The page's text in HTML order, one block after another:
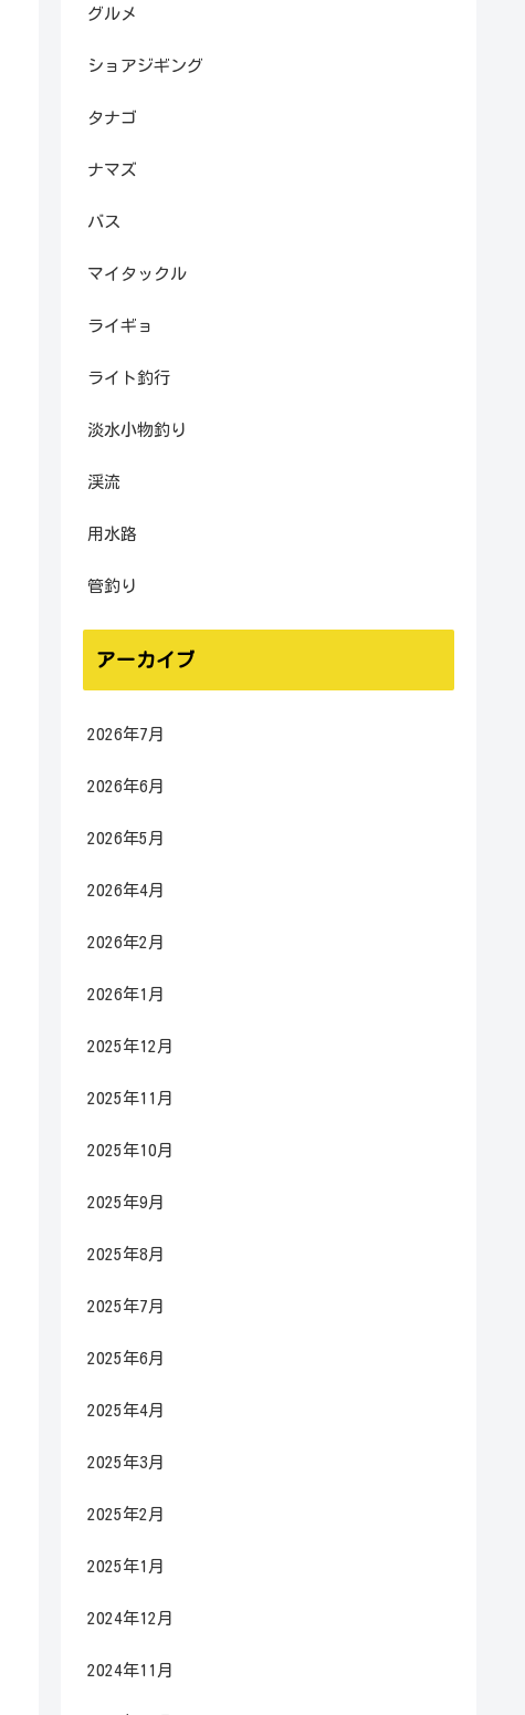
グルメ
ショアジギング
タナゴ
ナマズ
バス
マイタックル
ライギョ
ライト釣行
淡水小物釣り
渓流
用水路
管釣り
アーカイブ
2026年7月
2026年6月
2026年5月
2026年4月
2026年2月
2026年1月
2025年12月
2025年11月
2025年10月
2025年9月
2025年8月
2025年7月
2025年6月
2025年4月
2025年3月
2025年2月
2025年1月
2024年12月
2024年11月